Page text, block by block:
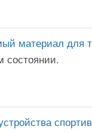
материал для
состоянии.